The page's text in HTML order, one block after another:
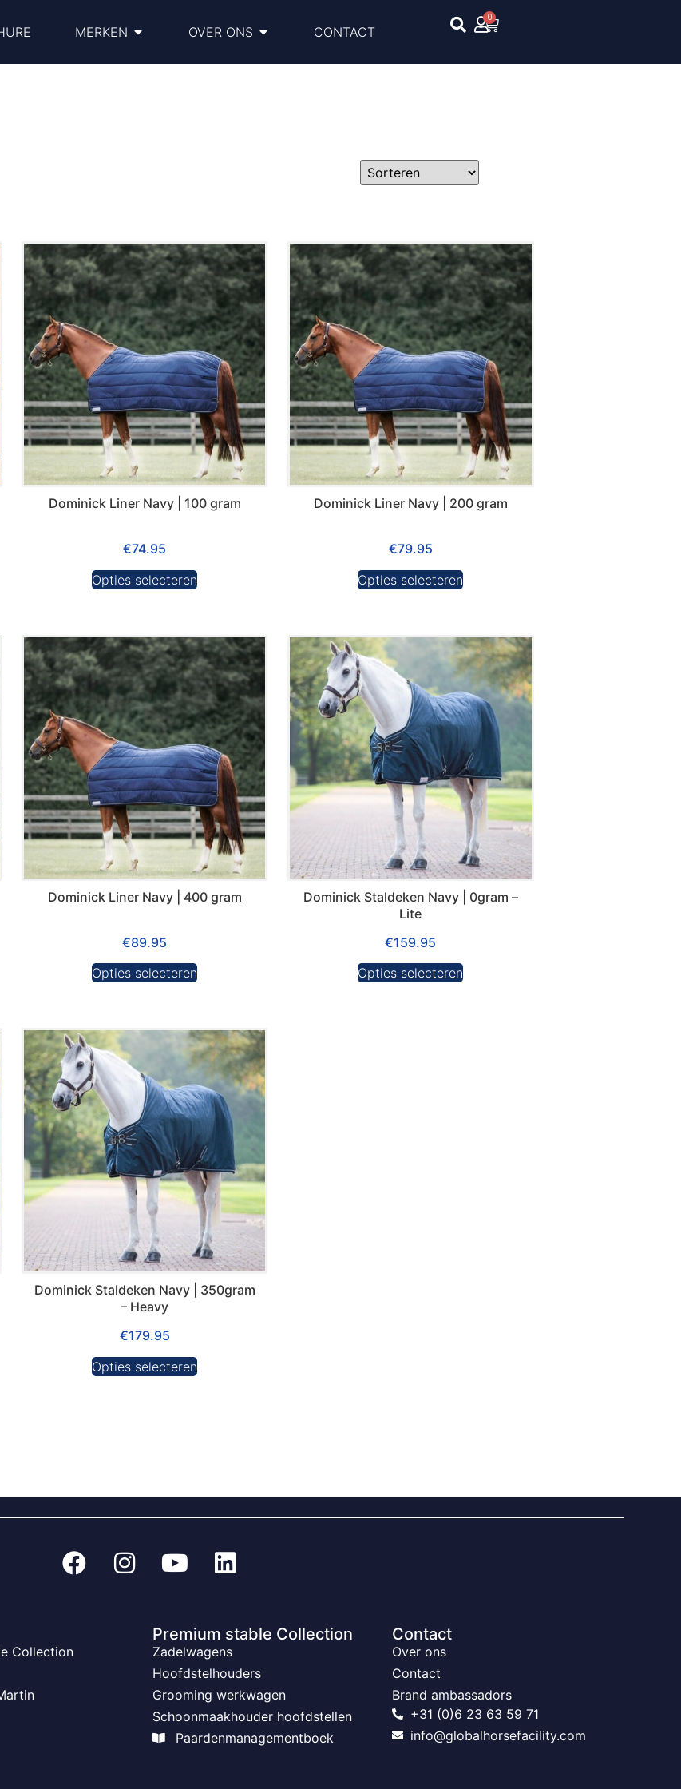
MERKEN OVER ONS CONTACT
0
Dominick Liner Navy | 100 gram
€74.95
Opties selecteren
Dominick Liner Navy | 200 gram
€79.95
Opties selecteren
Dominick Liner Navy | 400 gram
€89.95
Opties selecteren
Dominick Staldeken Navy | 0gram –
Lite
€159.95
Opties selecteren
Dominick Staldeken Navy | 350gram
– Heavy
€179.95
Opties selecteren
Collection
Premium stable Collection
Zadelwagens
Hoofdstelhouders
Grooming werkwagen
Schoonmaakhouder hoofdstellen
Paardenmanagementboek
Contact
Over ons
Contact
Brand ambassadors
+31 (0)6 23 63 59 71
info@globalhorsefacility.com